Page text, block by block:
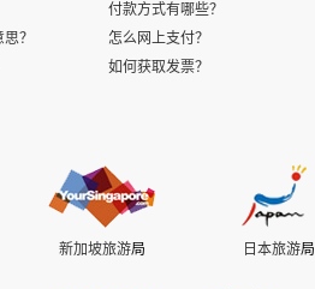
？
付款方式有哪些？
怎么网上支付？
如何获取发票？
新加坡旅游局 日本旅游局